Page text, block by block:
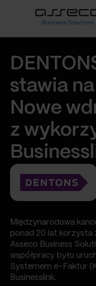
stawia
Nowe
z
Międzynarodowa
ponad 20 lat korzysta
Asseco Business
współpracy było
Systemem e-Faktur
Businesslink.